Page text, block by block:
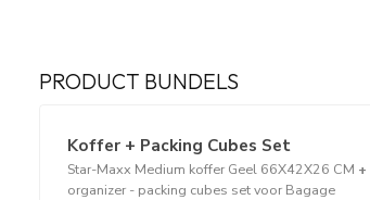
PRODUCT BUNDELS
Koffer + Packing Cubes Set
Star-Maxx Medium koffer Geel 66X42X26 CM +
organizer - packing cubes set voor Bagage